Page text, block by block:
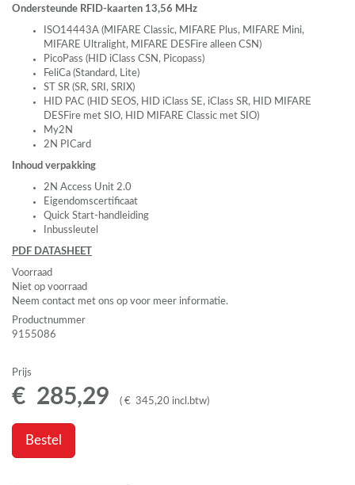
Ondersteunde RFID-kaarten 13,56 MHz
ISO14443A (MIFARE Classic, MIFARE Plus, MIFARE Mini,
MIFARE Ultralight, MIFARE DESFire alleen CSN )
PicoPass (HID iClass CSN, Picopass)
FeliCa (Standard, Lite)
ST SR (SR, SRI , SRIX)
HID PAC (HID SEOS, HID iClass SE, iClass SR, HID MIFARE
DESFire met SIO, HID MIFARE Classic met SIO)
My2N
2N PICard
Inhoud verpakking
2N Access Unit 2.0
Eigendomscertificaat
Quick Start-handleiding
Inbussleutel
PDF DATASHEET
Voorraad
Niet op voorraad
Neem contact met ons op voor meer informatie.
Productnummer
9155086
Prijs
€ 285,29 ( € 345,20 incl.btw)
Bestel